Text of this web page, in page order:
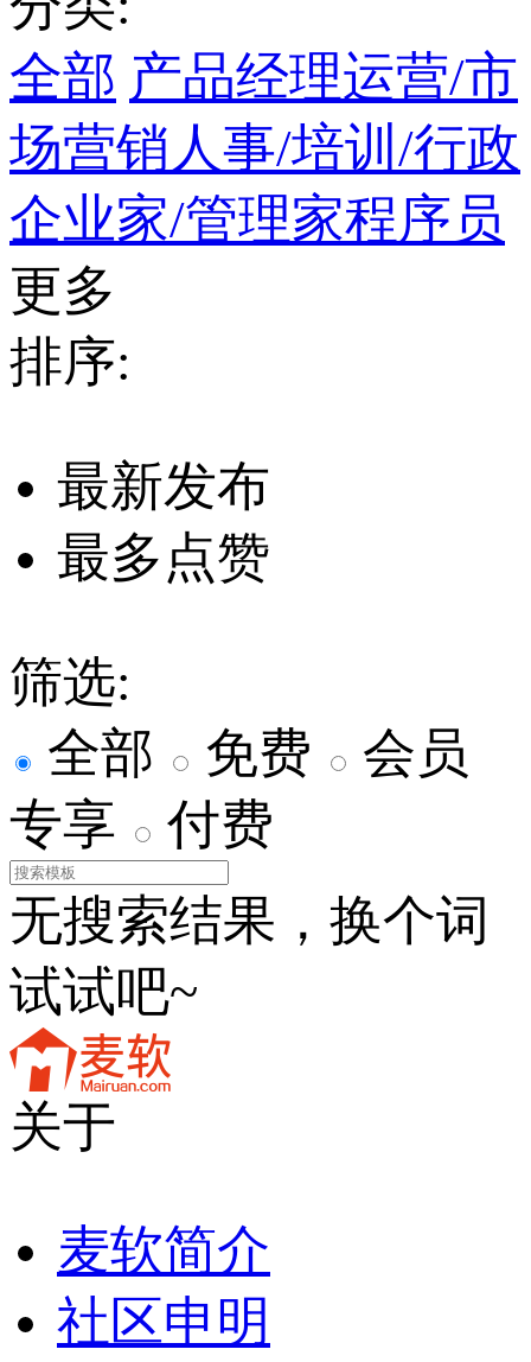
全部 产品经理运营/市
场营销 人事/培训/行政
企业家/管理家程序员
更多
排序:
最新发布
最多点赞
筛选:
全部
免费
会员
专享
付费
无搜索结果，换个词
试试吧~
关于
麦软简介
社区申明